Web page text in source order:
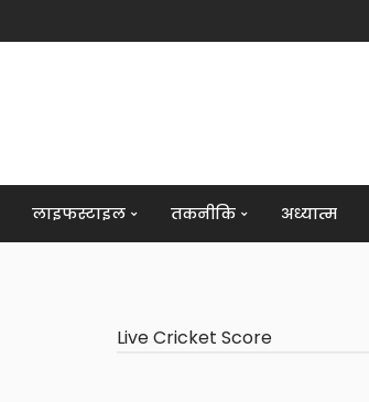
लाइफस्टाइल तकनीकि अध्यात्म
Live Cricket Score